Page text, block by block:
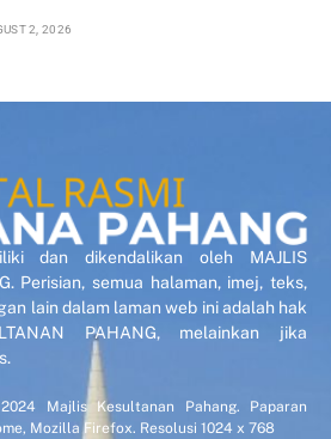
2, 2026
dan dikendalikan oleh MAJLIS
Perisian, semua halaman, imej, teks,
lain dalam laman web ini adalah hak
PAHANG, melainkan jika
Majlis Kesultanan Pahang. Paparan
Mozilla Firefox. Resolusi 1024 x 768